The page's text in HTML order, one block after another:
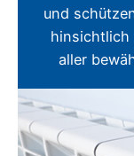
und
hinsichtlich
aller